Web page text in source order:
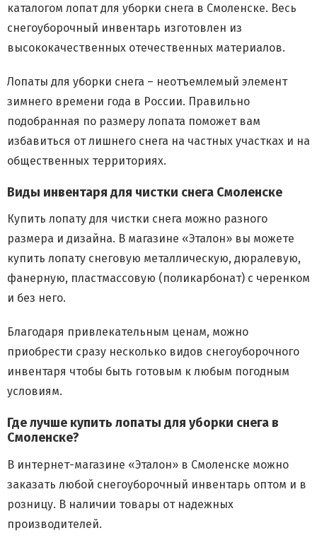
каталогом лопат для уборки снега в Смоленске. Весь
снегоуборочный инвентарь изготовлен из
высококачественных отечественных материалов.
Лопаты для уборки снега – неотъемлемый элемент
зимнего времени года в России. Правильно
подобранная по размеру лопата поможет вам
избавиться от лишнего снега на частных участках и на
общественных территориях.
Виды инвентаря для чистки снега Смоленске
Купить лопату для чистки снега можно разного
размера и дизайна. В магазине «Эталон» вы можете
купить лопату снеговую металлическую, дюралевую,
фанерную, пластмассовую (поликарбонат) с черенком
и без него.
Благодаря привлекательным ценам, можно
приобрести сразу несколько видов снегоуборочного
инвентаря чтобы быть готовым к любым погодным
условиям.
Где лучше купить лопаты для уборки снега в
Смоленске?
В интернет-магазине «Эталон» в Смоленске можно
заказать любой снегоуборочный инвентарь оптом и в
розницу. В наличии товары от надежных
производителей.